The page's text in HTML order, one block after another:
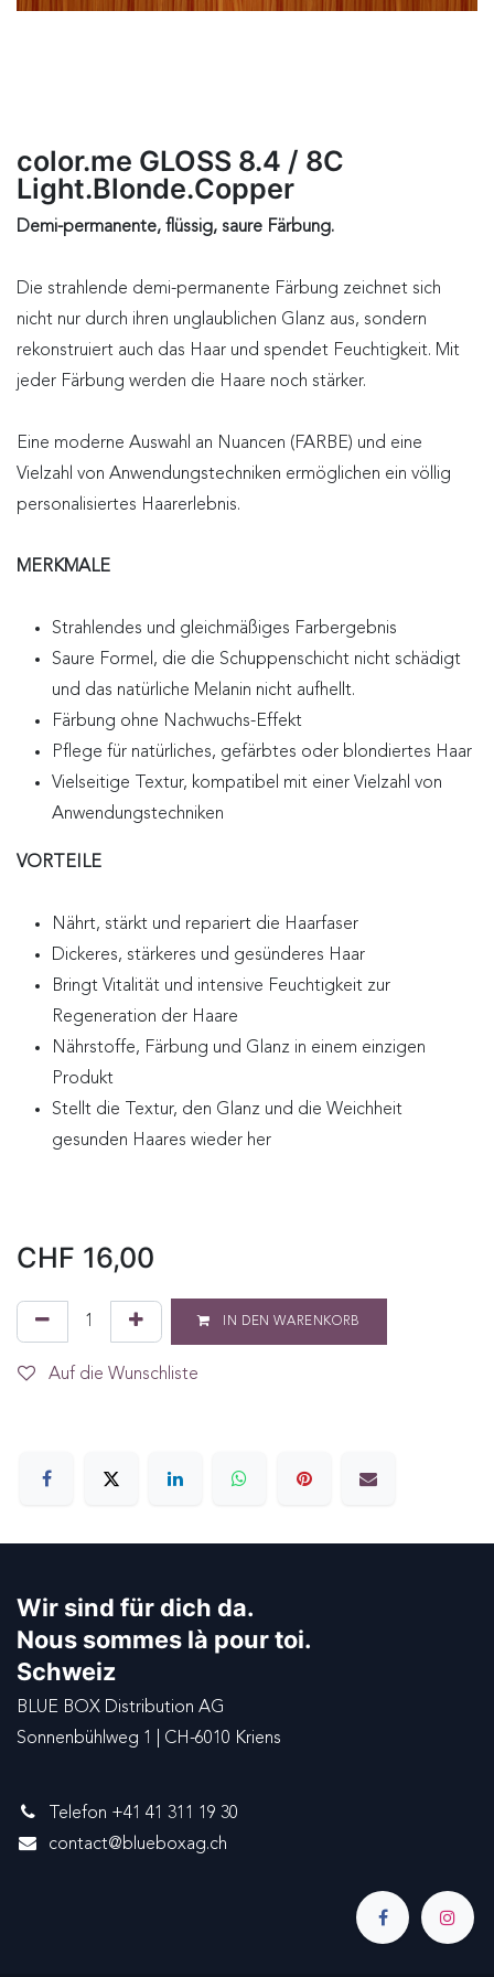
color.me GLOSS 8.4 / 8C
Light.Blonde.Copper
Demi-permanente, flüssig, saure Färbung.
Die strahlende demi-permanente Färbung zeichnet sich
nicht nur durch ihren unglaublichen Glanz aus, sondern
rekonstruiert auch das Haar und spendet Feuchtigkeit. Mit
jeder Färbung werden die Haare noch stärker.
Eine moderne Auswahl an Nuancen (FARBE) und eine
Vielzahl von Anwendungstechniken ermöglichen ein völlig
personalisiertes Haarerlebnis.
MERKMALE
Strahlendes und gleichmäßiges Farbergebnis
Saure Formel, die die Schuppenschicht nicht schädigt
und das natürliche Melanin nicht aufhellt.
Färbung ohne Nachwuchs-Effekt
Pflege für natürliches, gefärbtes oder blondiertes Haar
Vielseitige Textur, kompatibel mit einer Vielzahl von
Anwendungstechniken
VORTEILE
Nährt, stärkt und repariert die Haarfaser
Dickeres, stärkeres und gesünderes Haar
Bringt Vitalität und intensive Feuchtigkeit zur
Regeneration der Haare
Nährstoffe, Färbung und Glanz in einem einzigen
Produkt
Stellt die Textur, den Glanz und die Weichheit
gesunden Haares wieder her
CHF 16,00
IN DEN WARENKORB
Auf die Wunschliste
Wir sind für dich da.
Nous sommes là pour toi.
Schweiz
BLUE BOX Distribution AG
Sonnenbühlweg 1 | CH-6010 Kriens
Telefon +41 41 311 19 30
contact@blueboxag.ch